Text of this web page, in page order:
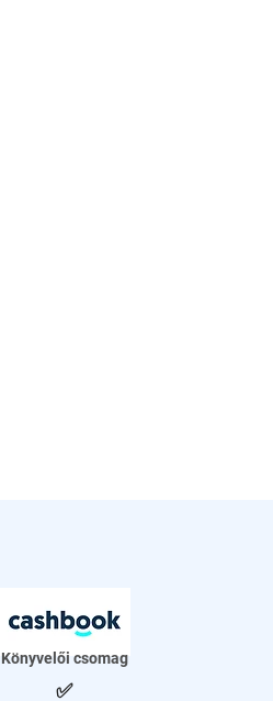
Könyvelői csomag
✅